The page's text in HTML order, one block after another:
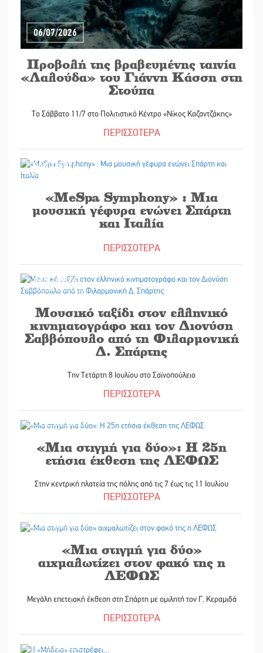
06/07/2026
Προβολή της βραβευμένης ταινία
«Λαλούδα» του Γιάννη Κάσση στη
Στούπα
Το Σάββατο 11/7 στο Πολιτιστικό Κέντρο «Νίκος Καζαντζάκης»
ΠΕΡΙΣΣΟΤΕΡΑ
06/07/2026
«MeSpa Symphony» : Μια
μουσική γέφυρα ενώνει Σπάρτη
και Ιταλία
ΠΕΡΙΣΣΟΤΕΡΑ
06/07/2026
Μουσικό ταξίδι στον ελληνικό
κινηματογράφο και τον Διονύση
Σαββόπουλο από τη Φιλαρμονική
Δ. Σπάρτης
Την Τετάρτη 8 Ιουλίου στο Σαϊνοπούλειο
ΠΕΡΙΣΣΟΤΕΡΑ
«Μια στιγμή για δύο»: Η 25η
ετήσια έκθεση της ΛΕΦΩΣ
Στην κεντρική πλατεία της πόλης από τις 7 έως τις 11 Ιουλίου
ΠΕΡΙΣΣΟΤΕΡΑ
«Μια στιγμή για δύο»
αιχμαλωτίζει στον φακό της η
ΛΕΦΩΣ
Μεγάλη επετειακή έκθεση στη Σπάρτη με ομιλητή τον Γ. Κεραμιδά
ΠΕΡΙΣΣΟΤΕΡΑ